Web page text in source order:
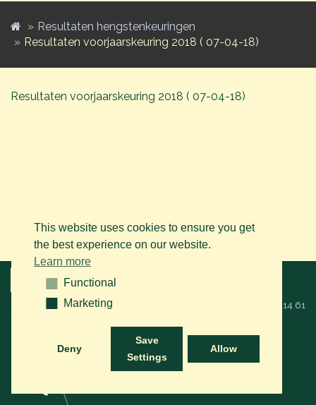
Resultaten hengstenkeuringen
Resultaten voorjaarskeuring 2018 ( 07-04-18)
Resultaten voorjaarskeuring 2018 ( 07-04-18)
Menu
© 2026 BAPS vzw. Alle rechten voorbehouden. Bel ons op
+32 (0)14 61
76 09
This website uses cookies to ensure you get
the best experience on our website.
Learn more
Functional
Functional
MarketingMarketing
Deny
Save
Settings
Allow